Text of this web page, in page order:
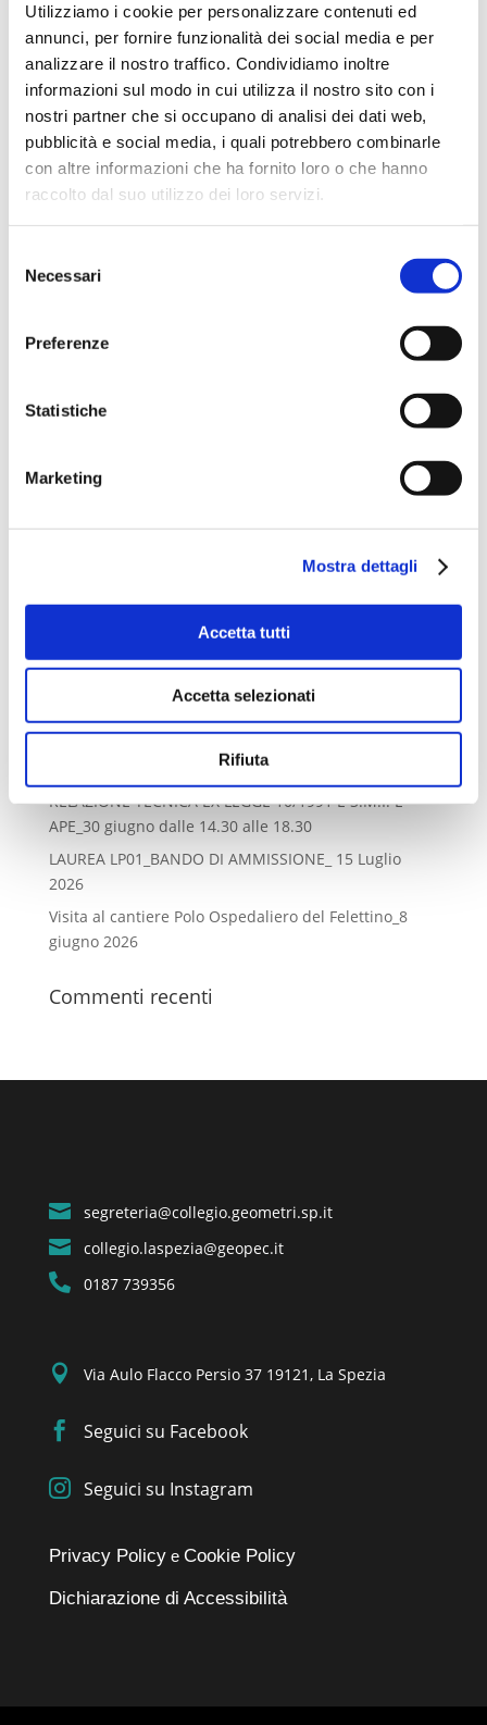
Utilizziamo i cookie per personalizzare contenuti ed
annunci, per fornire funzionalità dei social media e per
analizzare il nostro traffico. Condividiamo inoltre
informazioni sul modo in cui utilizza il nostro sito con i
nostri partner che si occupano di analisi dei dati web,
pubblicità e social media, i quali potrebbero combinarle
con altre informazioni che ha fornito loro o che hanno
raccolto dal suo utilizzo dei loro servizi.
delNecessari
Preferenze
Statistiche
Marketing
Mostra dettagli
Accetta tutti
Accetta selezionati
Rifiuta
Modalità di adesione
I partecipanti potranno aderire all’evento formativo:
- inPRESENZAmediante il SINF
http://formazione.cng.it/ Il versamento dovrà
avvenire attraverso lo sportello pagoPA accessibile
dal seguente link
https://laspezia.geometri.plugandpay.it
Articoli recenti
Dal banco al territorio: gli studenti del Pacinotti
casa”_ 10 luglio dalle 14.30 alle 18.30
RELAZIONE TECNICA EX LEGGE 10/1991 E S.M.I. E
APE_30 giugno dalle 14.30 alle 18.30
LAUREA LP01_BANDO DI AMMISSIONE_ 15 Luglio
2026
Visita al cantiere Polo Ospedaliero del Felettino_8
giugno 2026
Commenti recenti
 segreteria@collegio.geometri.sp.it
 collegio.laspezia@geopec.it
 0187 739356
 Via Aulo Flacco Persio 37 19121, La Spezia
 Seguici su Facebook
 Seguici su Instagram
Privacy Policye Cookie Policy
Dichiarazione di Accessibilità